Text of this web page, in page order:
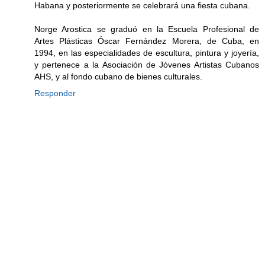
Habana y posteriormente se celebrará una fiesta cubana.
Norge Arostica se graduó en la Escuela Profesional de
Artes Plásticas Óscar Fernández Morera, de Cuba, en
1994, en las especialidades de escultura, pintura y joyería,
y pertenece a la Asociación de Jóvenes Artistas Cubanos
AHS, y al fondo cubano de bienes culturales.
Responder